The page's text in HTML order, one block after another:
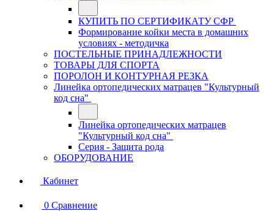
КУПИТЬ ПО СЕРТИФИКАТУ СФР
Формирование койки места в домашних
условиях - методичка
ПОСТЕЛЬНЫЕ ПРИНАДЛЕЖНОСТИ
ТОВАРЫ ДЛЯ СПОРТА
ПОРОЛОН И КОНТУРНАЯ РЕЗКА
Линейка ортопедических матрацев "Культурный
код сна"
Линейка ортопедических матрацев
"Культурный код сна"
Серия - Защита рода
ОБОРУДОВАНИЕ
Кабинет
0 Сравнение